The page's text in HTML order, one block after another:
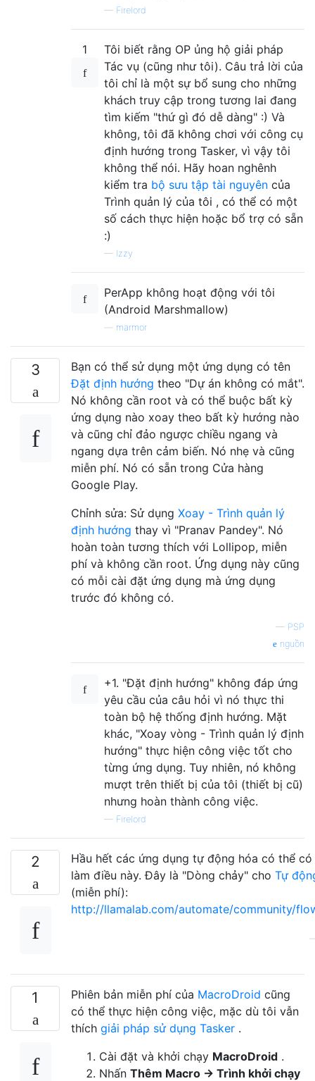
— Firelord
1
Tôi biết rằng OP ủng hộ giải pháp
Tác vụ (cũng như tôi). Câu trả lời của
tôi chỉ là một sự bổ sung cho những
khách truy cập trong tương lai đang
tìm kiếm "thứ gì đó dễ dàng" :) Và
không, tôi đã không chơi với công cụ
định hướng trong Tasker, vì vậy tôi
không thể nói. Hãy hoan nghênh
kiểm tra bộ sưu tập tài nguyên của
Trình quản lý của tôi , có thể có một
số cách thực hiện hoặc bổ trợ có sẵn
:)
— Izzy
PerApp không hoạt động với tôi
(Android Marshmallow)
marmor
3
Bạn có thể sử dụng một ứng dụng có tên
Đặt định hướng theo "Dự án không có mắt".
Nó không cần root và có thể buộc bất kỳ
ứng dụng nào xoay theo bất kỳ hướng nào
và cũng chỉ đảo ngược chiều ngang và
ngang dựa trên cảm biến. Nó nhẹ và cũng
miễn phí. Nó có sẵn trong Cửa hàng
Google Play.
Chỉnh sửa: Sử dụng Xoay - Trình quản lý
định hướng thay vì "Pranav Pandey". Nó
hoàn toàn tương thích với Lollipop, miễn
phí và không cần root. Ứng dụng này cũng
có mỗi cài đặt ứng dụng mà ứng dụng
trước đó không có.
— PSP
nguồn
+1. "Đặt định hướng" không đáp ứng
yêu cầu của câu hỏi vì nó thực thi
toàn bộ hệ thống định hướng. Mặt
khác, "Xoay vòng - Trình quản lý định
hướng" thực hiện công việc tốt cho
từng ứng dụng. Tuy nhiên, nó không
mượt trên thiết bị của tôi (thiết bị cũ)
nhưng hoàn thành công việc.
— Firelord
2
Hầu hết các ứng dụng tự động hóa có thể có
làm điều này. Đây là "Dòng chảy" cho Tự
(miễn phí):
http://llamalab.com/automate/community/
1 Phiên bản miễn phí của MacroDroid cũng
có thể thực hiện công việc, mặc dù tôi vẫn
thích giải pháp sử dụng Tasker .
Cài đặt và khởi chạy MacroDroid .
Nhấn Thêm Macro → Trình khởi chạy